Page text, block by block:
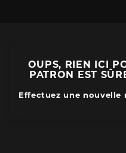
OUPS, RIEN ICI
PATRON EST
Effectuez une nouvelle